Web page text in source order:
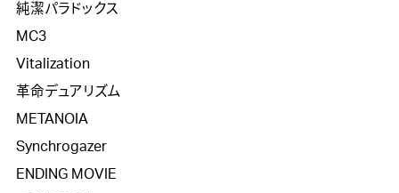
純潔パラドックス
MC3
Vitalization
革命デュアリズム
METANOIA
Synchrogazer
ENDING MOVIE